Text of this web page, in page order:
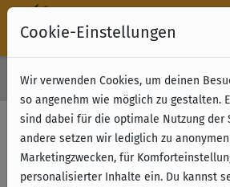
Kostenloser Versand & Retoure ab 49 €
Cookie-Einstellungen
Wir verwenden Cookies, um deinen
so angenehm wie möglich zu gestalten.
sind dabei für die optimale Nutzung der
andere setzen wir lediglich zu
Marketingzwecken, für
personalisierter Inhalte ein. Du kannst